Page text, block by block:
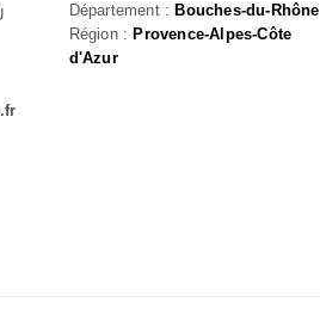
Département : Bouches-du-Rhône
Région : Provence-Alpes-Côte
d'Azur